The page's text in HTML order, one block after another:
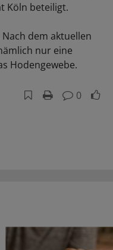
Köln beteiligt.
dem aktuellen
nur eine
Hodengewebe.
0